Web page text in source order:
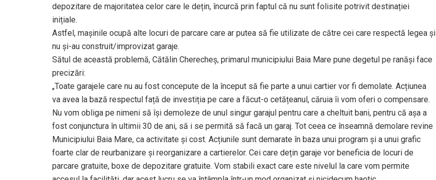
depozitare de majoritatea celor care le dețin, încurcă prin faptul că nu sunt folisite potrivit destinației
inițiale.
Astfel, mașinile ocupă alte locuri de parcare care ar putea să fie utilizate de către cei care respectă legea și
nu și-au construit/improvizat garaje.
Sătul de această problemă, Cătălin Cherecheș, primarul municipiului Baia Mare pune degetul pe ranăși face
precizări:
„Toate garajele care nu au fost concepute de la început să fie parte a unui cartier vor fi demolate. Acțiunea
va avea la bază respectul față de investiția pe care a făcut-o cetățeanul, căruia îi vom oferi o compensare.
Nu vom obliga pe nimeni să își demoleze de unul singur garajul pentru care a cheltuit bani, pentru că așa a
fost conjunctura în ultimii 30 de ani, să i se permită să facă un garaj. Tot ceea ce înseamnă demolare revine
Municipiului Baia Mare, ca activitate și cost. Acțiunile sunt demarate în baza unui program și a unui grafic
foarte clar de reurbanizare și reorganizare a cartierelor. Cei care dețin garaje vor beneficia de locuri de
parcare gratuite, boxe de depozitare gratuite. Vom stabili exact care este nivelul la care vom permite